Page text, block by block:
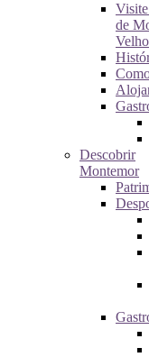
de
Velho
Descobrir
Montemor